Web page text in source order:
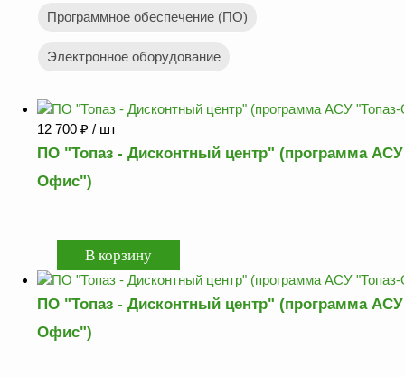
колонки
для электромобилей
ТРК и ГРК
Запасные части к
ТРК и ГРК
Электронное
Пульты управления,
контроллеры
Устройства громкой
связи и оповещения
Программное обеспечение (ПО)
Электронное оборудование
12 700 ₽ / шт
ПО "Топаз - Дисконтный центр" (программа АСУ
Офис")
ПО "Топаз - Дисконтный центр" (программа АСУ
Офис")